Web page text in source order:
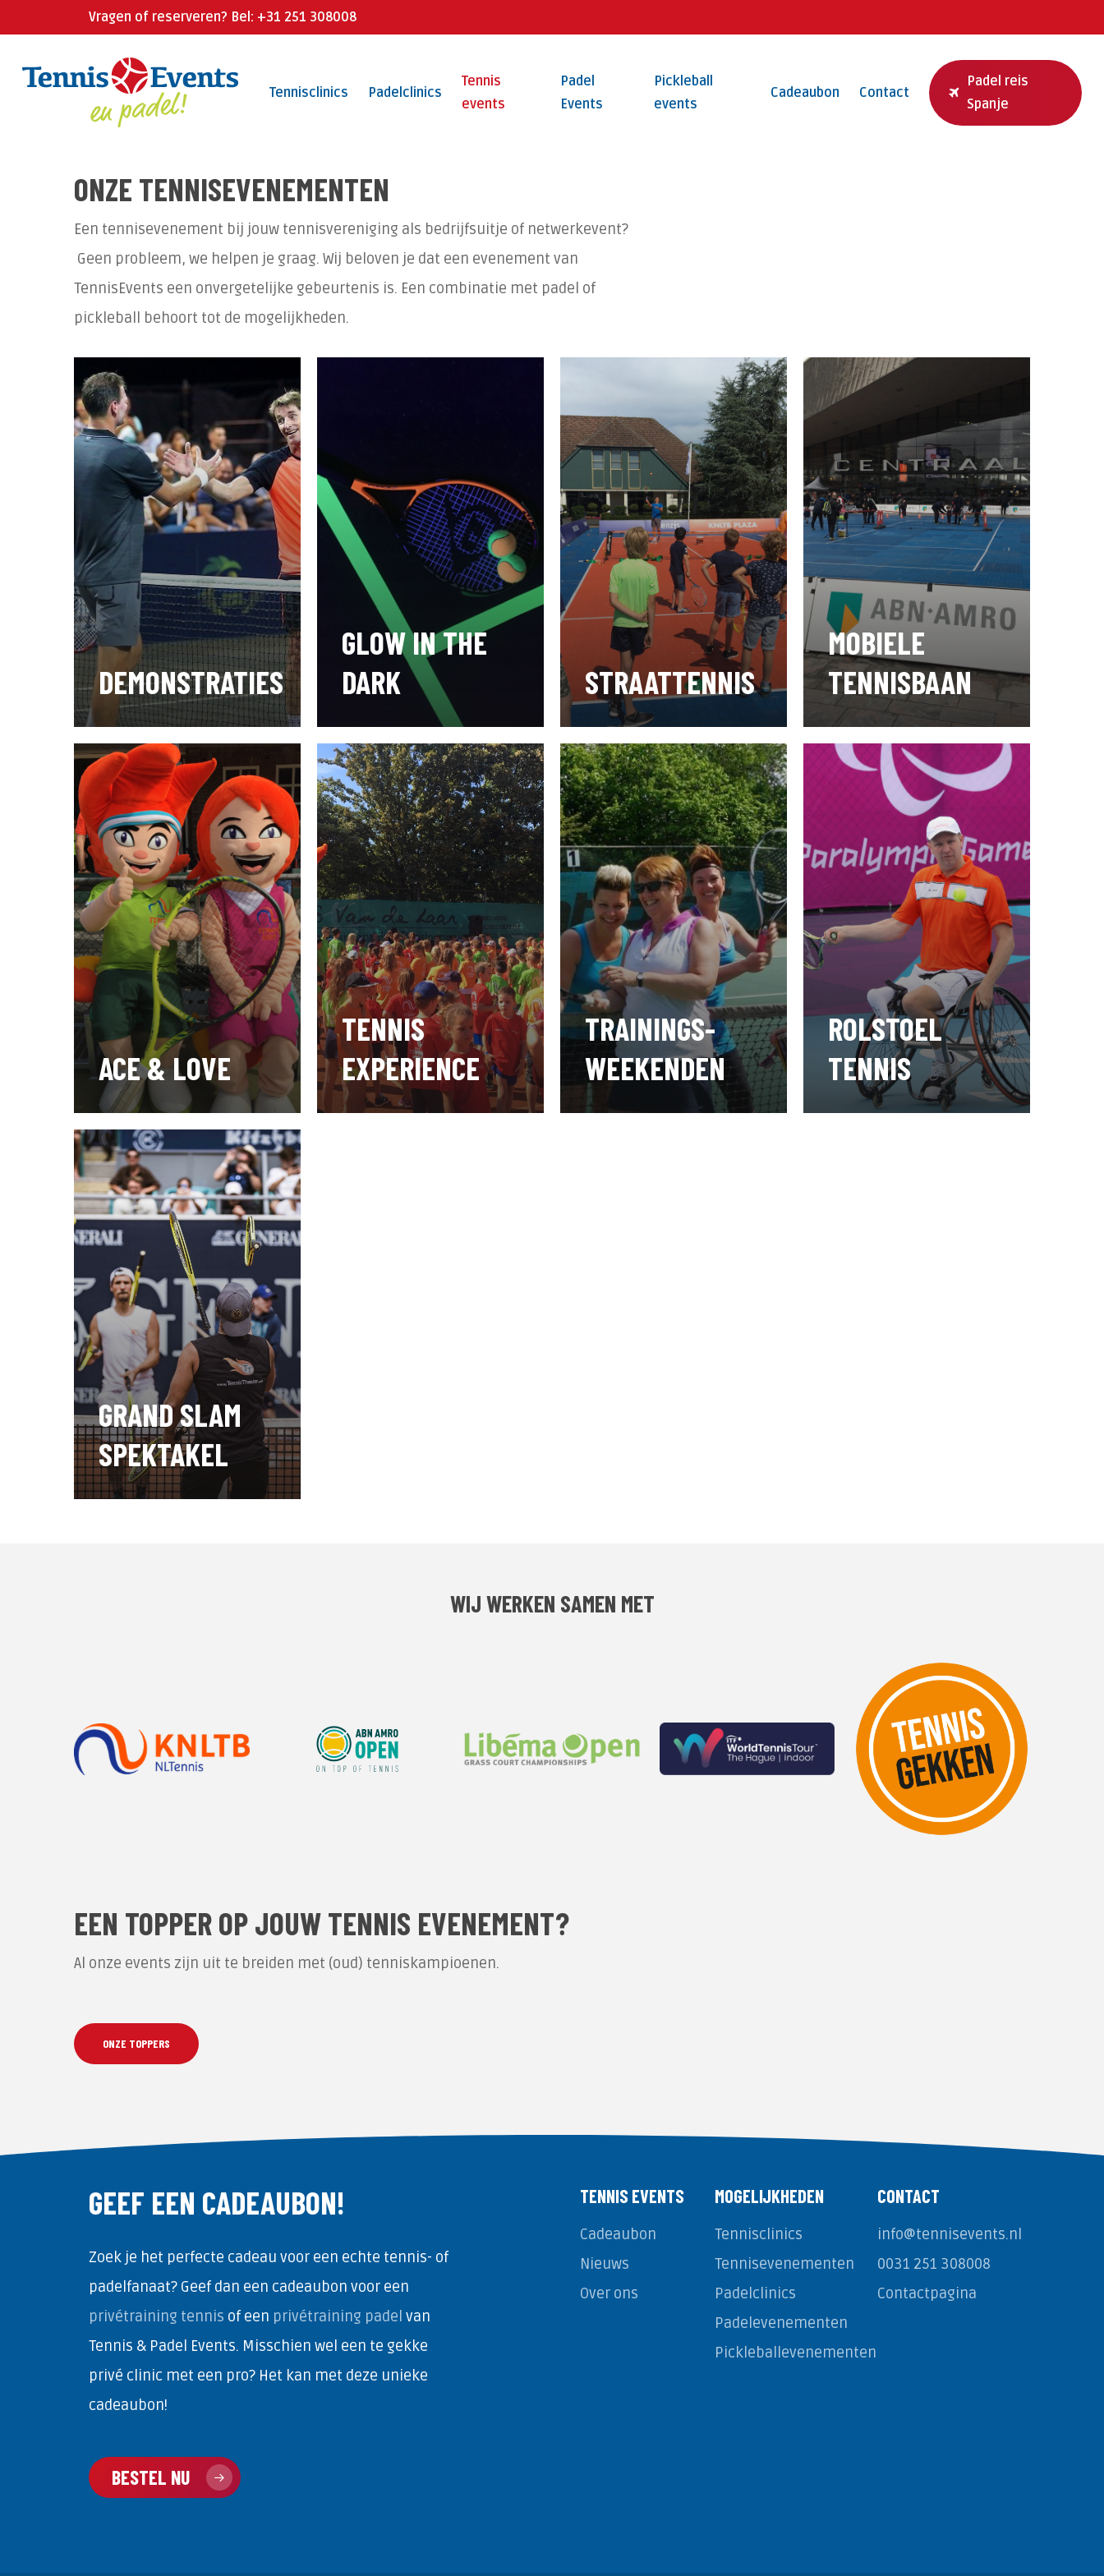
main
Vragen of reserveren? Bel: +31 251 308008
Tennisclinics Padelclinics
Tennis
events
Padel
Events
Pickleball
events
Cadeaubon Contact
Padel reis
Spanje
ONZE TENNISEVENEMENTEN
Een tennisevenement bij jouw tennisvereniging als bedrijfsuitje of netwerkevent?
Geen probleem, we helpen je graag. Wij beloven je dat een evenement van
TennisEvents een onvergetelijke gebeurtenis is. Een combinatie met padel of
pickleball behoort tot de mogelijkheden.
DEMONSTRATIES
GLOW IN THE
DARK
STRAATTENNIS
MOBIELE
TENNISBAAN
ACE & LOVE
TENNIS
EXPERIENCE
TRAININGS-
WEEKENDEN
ROLSTOEL
TENNIS
GRAND SLAM
SPEKTAKEL
WIJ WERKEN SAMEN MET
EEN TOPPER OP JOUW TENNIS EVENEMENT?
Al onze events zijn uit te breiden met (oud) tenniskampioenen.
ONZE TOPPERS
GEEF EEN CADEAUBON!
Zoek je het perfecte cadeau voor een echte tennis- of
padelfanaat? Geef dan een cadeaubon voor een
privétraining tennis of een privétraining padel van
Tennis & Padel Events. Misschien wel een te gekke
privé clinic met een pro? Het kan met deze unieke
cadeaubon!
BESTEL NU
TENNIS EVENTS
Cadeaubon
Nieuws
Over ons
MOGELIJKHEDEN
Tennisclinics
Tennisevenementen
Padelclinics
Padelevenementen
Pickleballevenementen
CONTACT
info@tennisevents.nl
0031 251 308008
Contactpagina